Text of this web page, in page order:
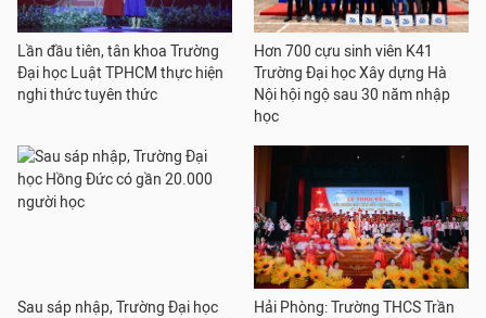
Lần đầu tiên, tân khoa Trường
Đại học Luật TPHCM thực hiện
nghi thức tuyên thức
Hơn 700 cựu sinh viên K41
Trường Đại học Xây dựng Hà
Nội hội ngộ sau 30 năm nhập
học
Sau sáp nhập, Trường Đại học
Hải Phòng: Trường THCS Trần